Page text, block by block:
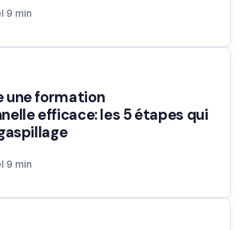
·9 min
une formation
efficace: les 5 étapes qui
·9 min